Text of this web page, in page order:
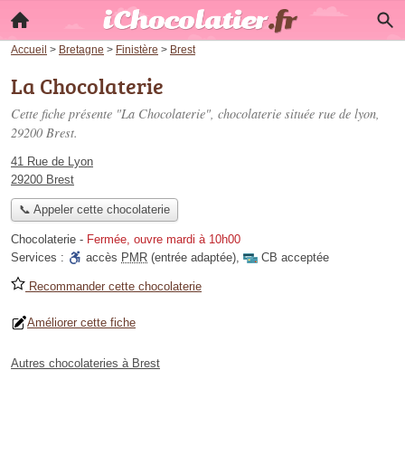
Accueil > Bretagne > Finistère > Brest
La Chocolaterie
Cette fiche présente "La Chocolaterie", chocolaterie située rue de lyon,
29200 Brest.
41 Rue de Lyon
29200 Brest
📞 Appeler cette chocolaterie
Chocolaterie - Fermée, ouvre mardi à 10h00
Services :
accès PMR (entrée adaptée), CB acceptée
Recommander cette chocolaterie
Améliorer cette fiche
Autres chocolateries à Brest